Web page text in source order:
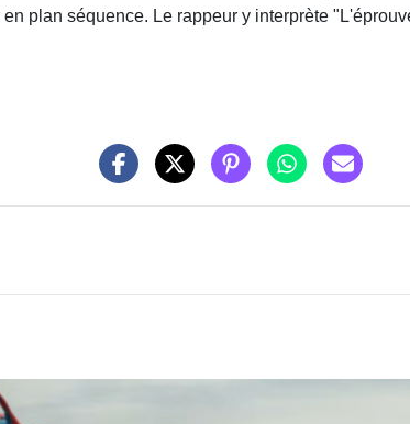
plan séquence. Le rappeur y interprète "